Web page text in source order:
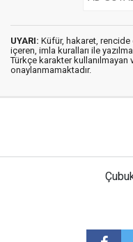
UYARI: Küfür, hakaret, rencide
içeren, imla kuralları ile
Türkçe karakter kullanılmayan
onaylanmamaktadır.